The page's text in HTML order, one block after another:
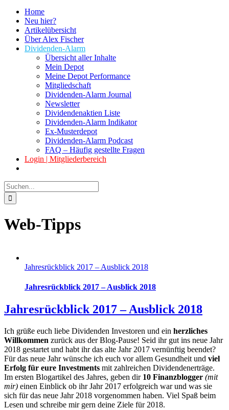
Home
Neu hier?
Artikelübersicht
Über Alex Fischer
Dividenden-Alarm
Übersicht aller Inhalte
Mein Depot
Meine Depot Performance
Mitgliedschaft
Dividenden-Alarm Journal
Newsletter
Dividendenaktien Liste
Dividenden-Alarm Indikator
Ex-Musterdepot
Dividenden-Alarm Podcast
FAQ – Häufig gestellte Fragen
Login | Mitgliederbereich
Suche
nach:
Web-Tipps
Jahresrückblick 2017 – Ausblick 2018
Jahresrückblick 2017 – Ausblick 2018
Jahresrückblick 2017 – Ausblick 2018
Ich grüße euch liebe Dividenden Investoren und ein herzliches
Willkommen zurück aus der Blog-Pause! Seid ihr gut ins neue Jahr
2018 gestartet und habt ihr das alte Jahr 2017 vernünftig beendet?
Für das neue Jahr wünsche ich euch vor allem Gesundheit und viel
Erfolg für eure Investments mit zahlreichen Dividendenerträge.
Im ersten Blogartikel des Jahres, geben dir 10 Finanzblogger (mit
mir) einen Einblick ob ihr Jahr 2017 erfolgreich war und was sie
sich für das neue Jahr 2018 vorgenommen haben. Viel Spaß beim
Lesen und schreibe mir gern deine Ziele für 2018.